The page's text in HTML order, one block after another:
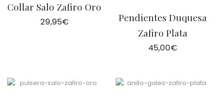
Collar Salo Zafiro Oro
29,95€
Pendientes Duquesa
Zafiro Plata
45,00€